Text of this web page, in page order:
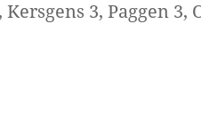
3, Paggen